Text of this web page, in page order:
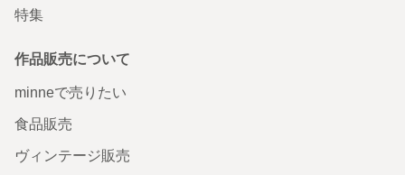
特集
作品販売について
minneで売りたい
食品販売
ヴィンテージ販売